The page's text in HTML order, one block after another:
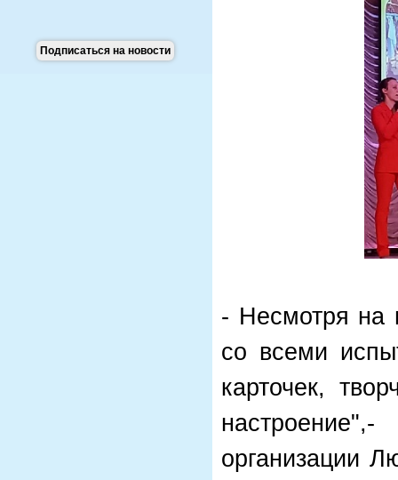
Подписаться на новости
- Несмотря на
со всеми
карточек,
организации